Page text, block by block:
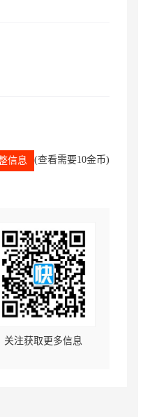
信息 (查看需要10金币)
关注获取更多信息